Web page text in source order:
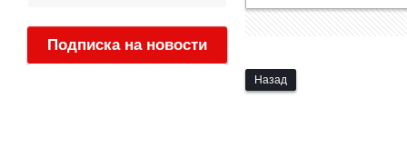
Назад
Подписка на новости